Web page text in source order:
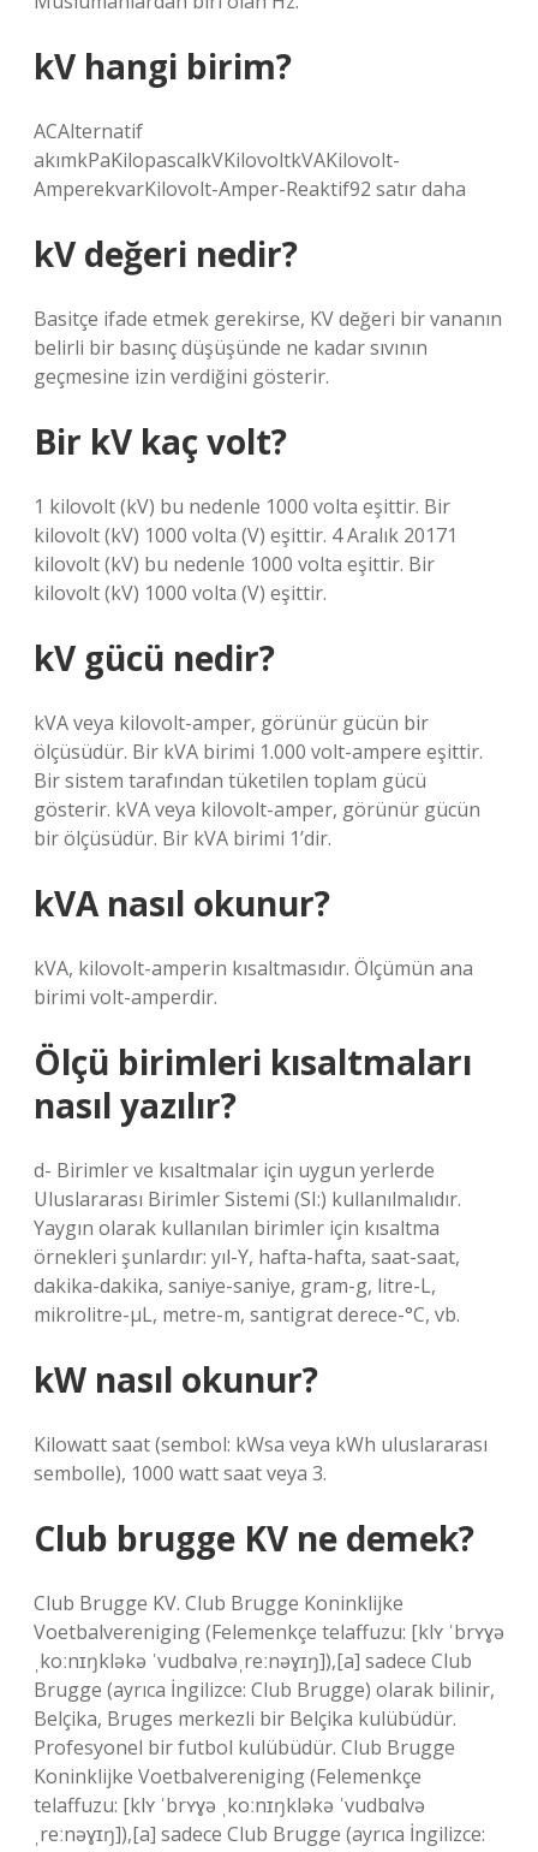
kV hangi birim?
ACAlternatif
akımkPaKilopascalkVKilovoltkVAKilovolt-
AmperekvarKilovolt-Amper-Reaktif92 satır daha
kV değeri nedir?
Basitçe ifade etmek gerekirse, KV değeri bir vananın
belirli bir basınç düşüşünde ne kadar sıvının
geçmesine izin verdiğini gösterir.
Bir kV kaç volt?
1 kilovolt (kV) bu nedenle 1000 volta eşittir. Bir
kilovolt (kV) 1000 volta (V) eşittir. 4 Aralık 20171
kilovolt (kV) bu nedenle 1000 volta eşittir. Bir
kilovolt (kV) 1000 volta (V) eşittir.
kV gücü nedir?
kVA veya kilovolt-amper, görünür gücün bir
ölçüsüdür. Bir kVA birimi 1.000 volt-ampere eşittir.
Bir sistem tarafından tüketilen toplam gücü
gösterir. kVA veya kilovolt-amper, görünür gücün
bir ölçüsüdür. Bir kVA birimi 1’dir.
kVA nasıl okunur?
kVA, kilovolt-amperin kısaltmasıdır. Ölçümün ana
birimi volt-amperdir.
Ölçü birimleri kısaltmaları
nasıl yazılır?
d- Birimler ve kısaltmalar için uygun yerlerde
Uluslararası Birimler Sistemi (SI:) kullanılmalıdır.
Yaygın olarak kullanılan birimler için kısaltma
örnekleri şunlardır: yıl-Y, hafta-hafta, saat-saat,
dakika-dakika, saniye-saniye, gram-g, litre-L,
mikrolitre-µL, metre-m, santigrat derece-°C, vb.
kW nasıl okunur?
Kilowatt saat (sembol: kWsa veya kWh uluslararası
sembolle), 1000 watt saat veya 3.
Club brugge KV ne demek?
Club Brugge KV. Club Brugge Koninklijke
Voetbalvereniging (Felemenkçe telaffuzu: [klʏ ˈbrʏɣə
ˌkoːnɪŋkləkə ˈvudbɑlvəˌreːnəɣɪŋ]),[a] sadece Club
Brugge (ayrıca İngilizce: Club Brugge) olarak bilinir,
Belçika, Bruges merkezli bir Belçika kulübüdür.
Profesyonel bir futbol kulübüdür. Club Brugge
Koninklijke Voetbalvereniging (Felemenkçe
telaffuzu: [klʏ ˈbrʏɣə ˌkoːnɪŋkləkə ˈvudbɑlvə
ˌreːnəɣɪŋ]),[a] sadece Club Brugge (ayrıca İngilizce: